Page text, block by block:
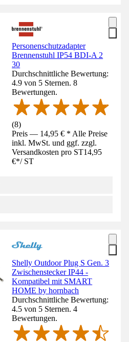
Personenschutzadapter
Brennenstuhl IP54 BDI-A 2
30
Durchschnittliche Bewertung:
4.9 von 5 Sternen. 8
Bewertungen.
(8)
Preis — 14,95 € * Alle Preise
inkl. MwSt. und ggf. zzgl.
Versandkosten pro ST14,95
€*/ ST
Shelly Outdoor Plug S Gen. 3
Zwischenstecker IP44 -
Kompatibel mit SMART
HOME by hornbach
Durchschnittliche Bewertung:
4.5 von 5 Sternen. 4
Bewertungen.